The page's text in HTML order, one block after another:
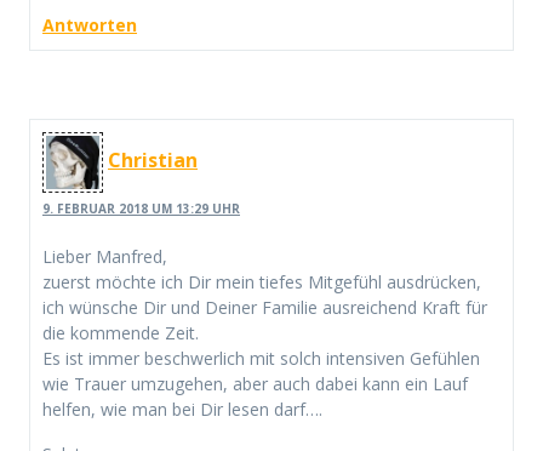
Antworten
Christian
9. FEBRUAR 2018 UM 13:29 UHR
Lieber Manfred,
zuerst möchte ich Dir mein tiefes Mitgefühl ausdrücken,
ich wünsche Dir und Deiner Familie ausreichend Kraft für
die kommende Zeit.
Es ist immer beschwerlich mit solch intensiven Gefühlen
wie Trauer umzugehen, aber auch dabei kann ein Lauf
helfen, wie man bei Dir lesen darf….